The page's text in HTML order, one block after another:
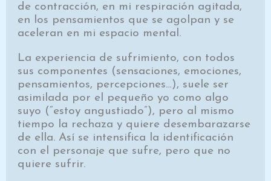
de contracción, en mi respiración agitada,
en los pensamientos que se agolpan y se
aceleran en mi espacio mental.
La experiencia de sufrimiento, con todos
sus componentes (sensaciones, emociones,
pensamientos, percepciones…), suele ser
asimilada por el pequeño yo como algo
suyo (“estoy angustiado”), pero al mismo
tiempo la rechaza y quiere desembarazarse
de ella. Así se intensifica la identificación
con el personaje que sufre, pero que no
quiere sufrir.